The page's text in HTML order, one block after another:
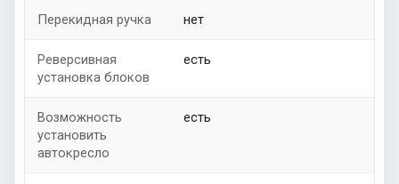
Перекидная ручка нет
Реверсивная
установка блоков
есть
Возможность
установить
автокресло
есть